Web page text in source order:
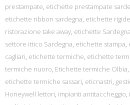
prestampate, etichette prestampate
etichette ribbon sardegna, etichette
ristorazione take away, etichette Sardegna
settore ittico Sardegna, etichette stampa,
cagliari, etichette termiche, etichette
termiche nuoro, Etichette termiche Olbia,
etichette termiche sassari, eticnastri,
Honeywell lettori, impianti antitaccheggio,